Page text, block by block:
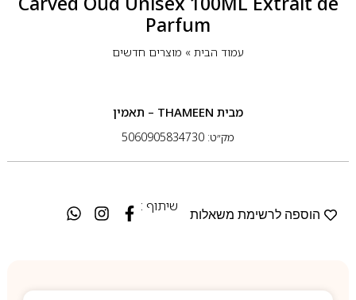
Parfum
עמוד הבית» מוצרים חדשים
מבית THAMEEN – תאמין
מק״ט: 5060905834730
הוספה לרשימת משאלות
שיתוף :